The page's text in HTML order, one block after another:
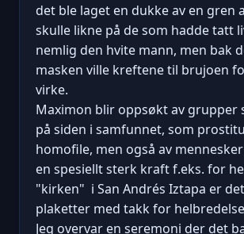
det ble laget en dukke av en gren
skulle likne på de som hadde tatt
nemlig den hvite mann, men bak
masken ville kreftene til brujoen
virke.
Maximon blir oppsøkt av grupper
på siden i samfunnet, som
homofile, men også av
en spesiellt sterk kraft f.eks. for
"kirken" i San Andrés Iztapa er
plaketter med takk for
Jeg overvar en seremoni der det